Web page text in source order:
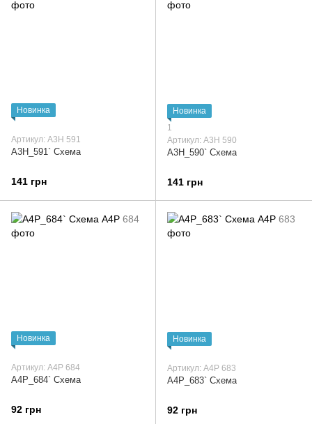
Новинка
Артикул: А3Н 591
А3Н_591` Схема
141 грн
Новинка
1
Артикул: А3Н 590
А3Н_590` Схема
141 грн
Новинка
Артикул: А4Р 684
А4Р_684` Схема
92 грн
Новинка
Артикул: А4Р 683
А4Р_683` Схема
92 грн